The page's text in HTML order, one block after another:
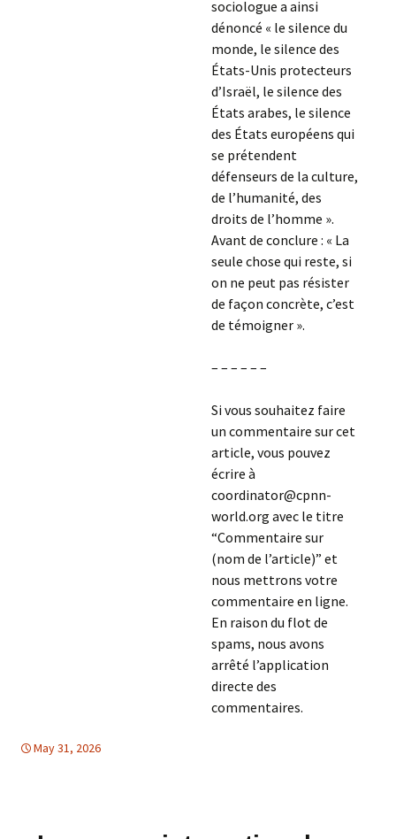
sociologue a ainsi
dénoncé « le silence du
monde, le silence des
États-Unis protecteurs
d’Israël, le silence des
États arabes, le silence
des États européens qui
se prétendent
défenseurs de la culture,
de l’humanité, des
droits de l’homme ».
Avant de conclure : « La
seule chose qui reste, si
on ne peut pas résister
de façon concrète, c’est
de témoigner ».
– – – – – –
Si vous souhaitez faire
un commentaire sur cet
article, vous pouvez
écrire à
coordinator@cpnn-
world.org avec le titre
“Commentaire sur
(nom de l’article)” et
nous mettrons votre
commentaire en ligne.
En raison du flot de
spams, nous avons
arrêté l’application
directe des
commentaires.
May 31, 2026